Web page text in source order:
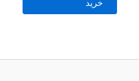
خرید